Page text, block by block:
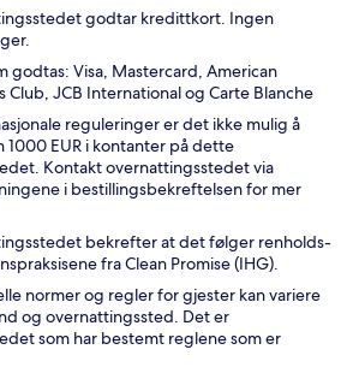
godtar kredittkort. Ingen
godtas: Visa, Mastercard, American
Club, JCB International og Carte Blanche
reguleringer er det ikke mulig å
1000 EUR i kontanter på dette
Kontakt overnattingsstedet via
i bestillingsbekreftelsen for mer
bekrefter at det følger renholds-
fra Clean Promise (IHG).
normer og regler for gjester kan variere
og overnattingssted. Det er
som har bestemt reglene som er